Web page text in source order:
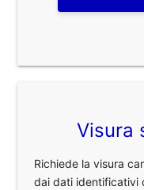
Visura
Richiede la visura
dai dati identificativi